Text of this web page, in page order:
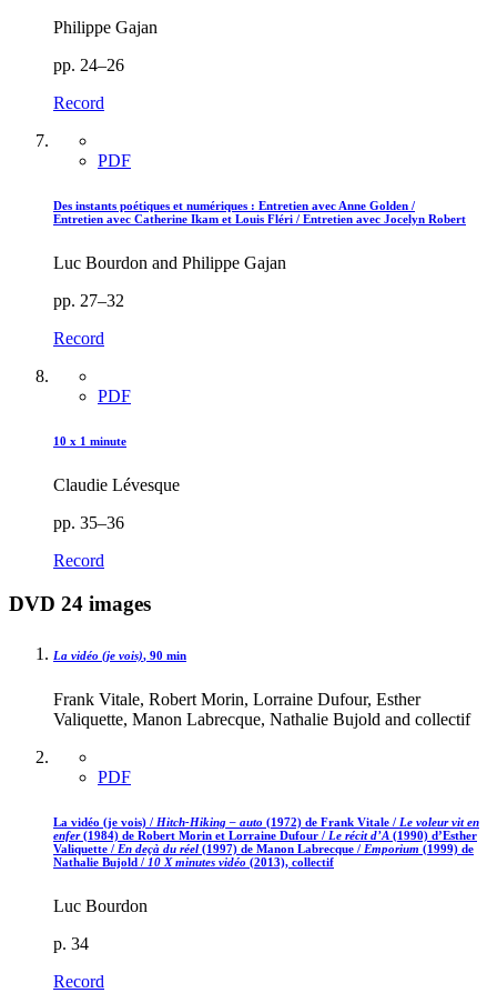
Philippe Gajan
pp. 24–26
Record
PDF
Des instants poétiques et numériques : Entretien avec Anne Golden /
Entretien avec Catherine Ikam et Louis Fléri / Entretien avec Jocelyn Robert
Luc Bourdon and Philippe Gajan
pp. 27–32
Record
PDF
10 x 1 minute
Claudie Lévesque
pp. 35–36
Record
DVD 24 images
La vidéo (je vois), 90 min
Frank Vitale, Robert Morin, Lorraine Dufour, Esther
Valiquette, Manon Labrecque, Nathalie Bujold and collectif
PDF
La vidéo (je vois) / Hitch-Hiking – auto (1972) de Frank Vitale / Le voleur vit en
enfer(1984) de Robert Morin et Lorraine Dufour / Le récit d’A (1990) d’Esther
Valiquette / En deçà du réel (1997) de Manon Labrecque / Emporium (1999) de
Nathalie Bujold / 10 X minutes vidéo (2013), collectif
Luc Bourdon
p. 34
Record